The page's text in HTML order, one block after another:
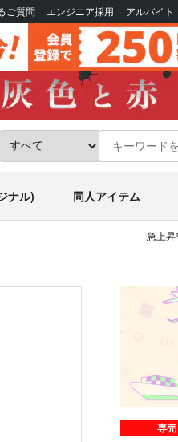
ご質問 エンジニア採用 アルバイト
ナル) 同人アイテム
急上
専売